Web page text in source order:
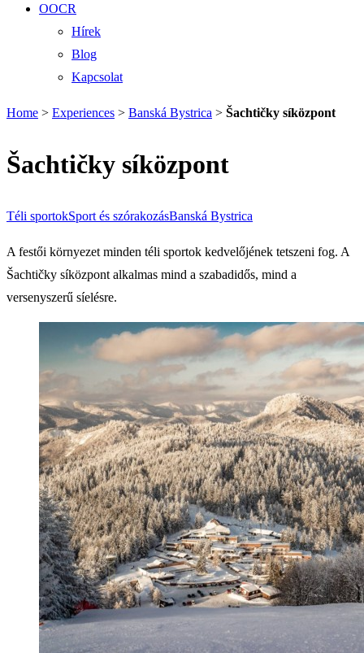
OOCR
Hírek
Blog
Kapcsolat
Home > Experiences > Banská Bystrica > Šachtičky síközpont
Šachtičky síközpont
Téli sportokSport és szórakozásBanská Bystrica
A festői környezet minden téli sportok kedvelőjének tetszeni fog. A
Šachtičky síközpont alkalmas mind a szabadidős, mind a
versenyszerű síelésre.